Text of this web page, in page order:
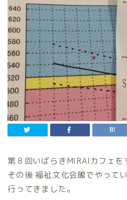
第８回いばらきMIRAIカフェを
その後 福祉文化会館でやって
行ってきました。